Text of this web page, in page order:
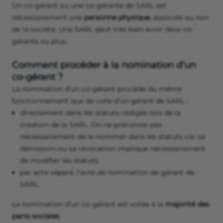
Un co-gérant ou une co-gérante de SARL est
nécessairement une personne physique, associée ou non
de la société. Une SARL peut très bien avoir deux co-
gérants ou plus.
Comment procéder à la nomination d’un
co-gérant ?
La nomination d’un co-gérant procède du même
fonctionnement que de celle d’un gérant de SARL :
directement dans les statuts rédigés lors de la
création de la SARL. On ne préconise pas
nécessairement de le nommer dans les statuts car sa
démission ou sa révocation implique nécessairement
de modifier les statuts.
par acte séparé, l'acte de nomination de gérant de
SARL.
La nomination d’un co-gérant est votée à la majorité des
parts sociales.